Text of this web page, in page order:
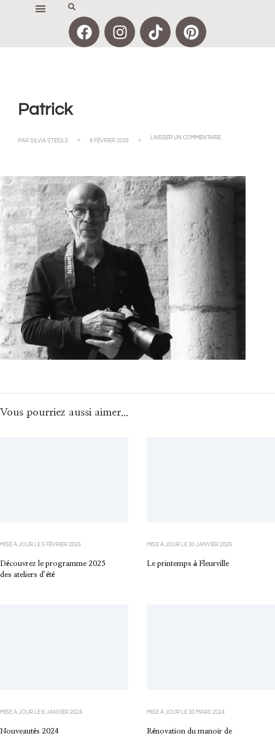
Patrick
PAR SILVIA STEIDLE 8 FÉVRIER 2025 LAISSER UN COMMENTAIRE
Vous pourriez aussi aimer...
MISE À JOUR LE 5 FÉVRIER 2025
Découvrez le programme 2025
des ateliers d’été
MISE À JOUR LE 30 JANVIER 2025
Le printemps à Fleurville
MISE À JOUR LE 6 JANVIER 2024
Nouveautés 2024
MISE À JOUR LE 30 MARS 2024
Rénovation du manoir de